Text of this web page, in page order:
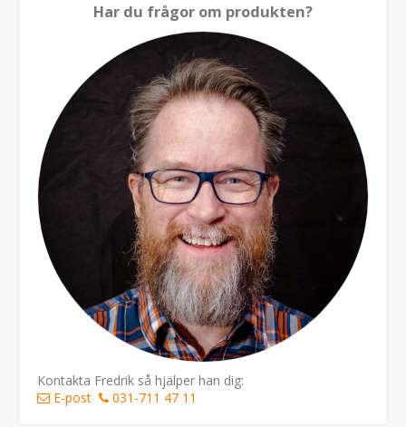
Har du frågor om produkten?
Kontakta Fredrik så hjälper han dig:
E-post
031-711 47 11